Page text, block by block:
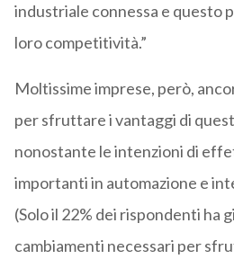
industriale connessa e questo
loro competitività.”
Moltissime imprese, però,
per sfruttare i vantaggi di
nonostante le intenzioni di
importanti in automazione e
(Solo il 22% dei rispondenti ha
cambiamenti necessari per